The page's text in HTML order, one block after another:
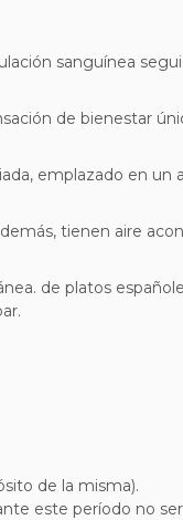
sanguínea
de bienestar
emplazado en un
tienen aire
de platos
de la misma).
este período no